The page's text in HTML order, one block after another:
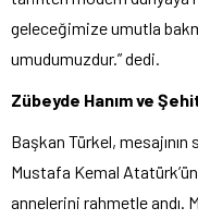
geleceğimize umutla
umudumuzdur.” dedi.
Zübeyde Hanım ve
Başkan Türkel,
Mustafa Kemal
annelerini rahmetle andı.